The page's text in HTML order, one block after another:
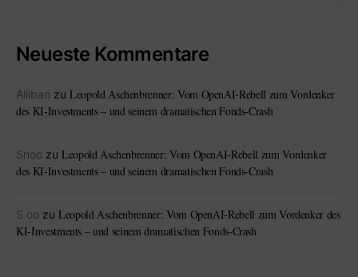
Neueste Kommentare
Alliban zu Leopold Aschenbrenner: Vom OpenAI-Rebell zum Vordenker
des KI-Investments – und seinem dramatischen Fonds-Crash
Snoo zu Leopold Aschenbrenner: Vom OpenAI-Rebell zum Vordenker
des KI-Investments – und seinem dramatischen Fonds-Crash
S oo zu Leopold Aschenbrenner: Vom OpenAI-Rebell zum Vordenker des
KI-Investments – und seinem dramatischen Fonds-Crash